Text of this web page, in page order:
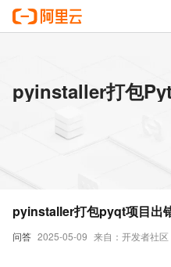
pyinstaller打包
问答 2025-05-09 来自：开发者社区
pyinstaller打包pyqt项目出